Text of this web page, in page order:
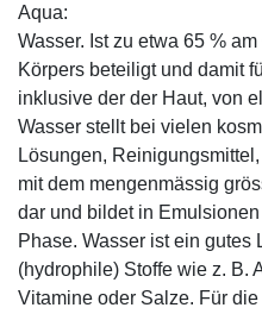
Aqua:
Wasser. Ist zu etwa 65 %
Körpers beteiligt und damit
inklusive der der Haut, von
Wasser stellt bei vielen
Lösungen,
mit dem mengenmässig
dar und bildet in
Phase. Wasser ist ein gutes
(hydrophile) Stoffe wie z. B.
Vitamine oder Salze. Für